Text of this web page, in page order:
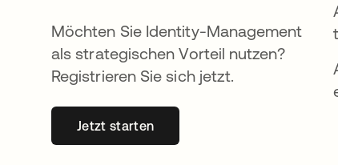
Möchten Sie Identity-Management
als strategischen Vorteil nutzen?
Registrieren Sie sich jetzt.
Jetzt startenwird in einer neuen Registerkarte